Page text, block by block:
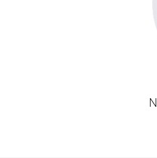
Nenhum registro